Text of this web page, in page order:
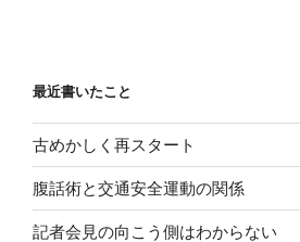
最近書いたこと
古めかしく再スタート
腹話術と交通安全運動の関係
記者会見の向こう側はわからない